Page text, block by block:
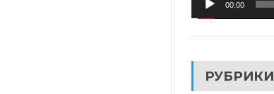
00:00
РУБРИКИ